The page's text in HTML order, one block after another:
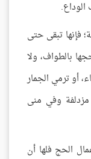
فإنها تبقى حتى
بالطواف، ولا
أو ترمي الجمار
وفي منى
الحج فلها أن